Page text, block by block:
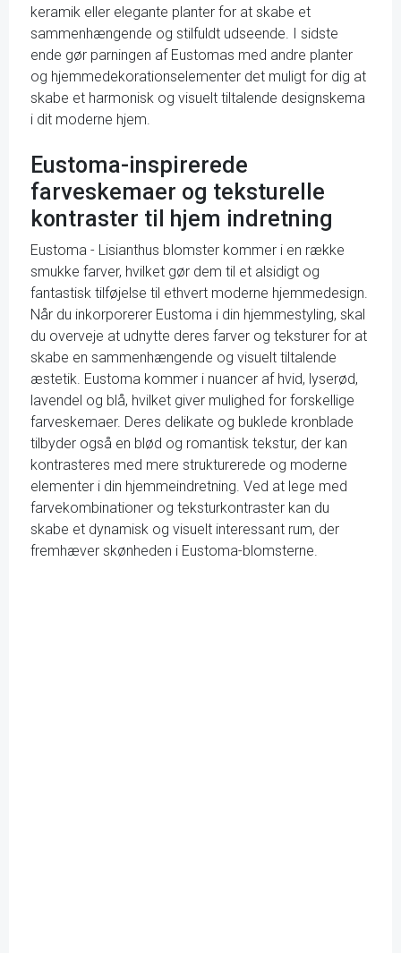
keramik eller elegante planter for at skabe et
sammenhængende og stilfuldt udseende. I sidste
ende gør parningen af Eustomas med andre planter
og hjemmedekorationselementer det muligt for dig at
skabe et harmonisk og visuelt tiltalende designskema
i dit moderne hjem.
Eustoma-inspirerede
farveskemaer og teksturelle
kontraster til hjem indretning
Eustoma - Lisianthus blomster kommer i en række
smukke farver, hvilket gør dem til et alsidigt og
fantastisk tilføjelse til ethvert moderne hjemmedesign.
Når du inkorporerer Eustoma i din hjemmestyling, skal
du overveje at udnytte deres farver og teksturer for at
skabe en sammenhængende og visuelt tiltalende
æstetik. Eustoma kommer i nuancer af hvid, lyserød,
lavendel og blå, hvilket giver mulighed for forskellige
farveskemaer. Deres delikate og buklede kronblade
tilbyder også en blød og romantisk tekstur, der kan
kontrasteres med mere strukturerede og moderne
elementer i din hjemmeindretning. Ved at lege med
farvekombinationer og teksturkontraster kan du
skabe et dynamisk og visuelt interessant rum, der
fremhæver skønheden i Eustoma-blomsterne.